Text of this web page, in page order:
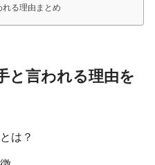
る理由まとめ
と言われる理由を
は？